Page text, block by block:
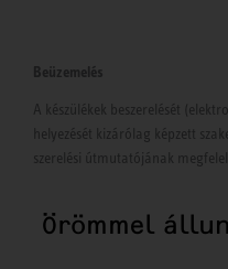
Beüzemelés
A készülékek beszerelését
helyezését kizárólag képzett
szerelési útmutatójának
Örömmel